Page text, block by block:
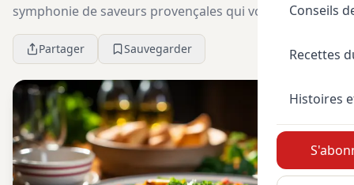
Conseils
Recettes
Histoires
symphonie de saveurs provençales qui vous
transportera directement dans le sud-est de la Fr...
Partager Sauvegarder